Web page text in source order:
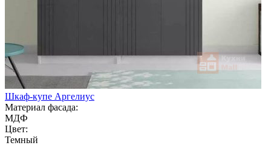
Шкаф-купе Аргелиус
Материал фасада:
МДФ
Цвет:
Темный